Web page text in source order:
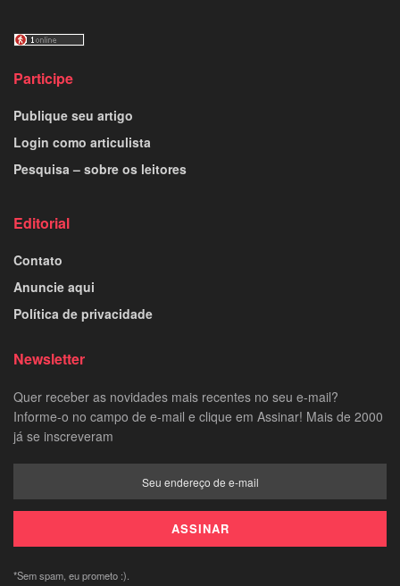
Participe
Publique seu artigo
Login como articulista
Pesquisa – sobre os leitores
Editorial
Contato
Anuncie aqui
Política de privacidade
Newsletter
Quer receber as novidades mais recentes no seu e-mail?
Informe-o no campo de e-mail e clique em Assinar! Mais de 2000
já se inscreveram
*Sem spam, eu prometo :).